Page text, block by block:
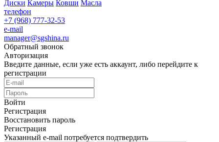
Диски Камеры Ковши Масла
телефон
+7 (968) 777-32-53
e-mail
manager@sgshina.ru
Обратный звонок
Авторизация
Введите данные, если уже есть аккаунт, либо перейдите к
регистрации
Войти
Регистрация
Восстановить пароль
Регистрация
Указанный e-mail потребуется подтвердить